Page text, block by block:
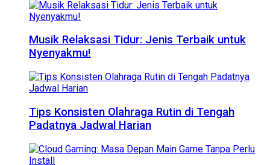
Musik Relaksasi Tidur: Jenis Terbaik untuk
Nyenyakmu!
Tips Konsisten Olahraga Rutin di Tengah
Padatnya Jadwal Harian